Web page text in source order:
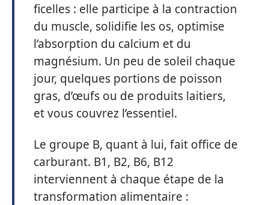
ficelles : elle participe à la contraction
du muscle, solidifie les os, optimise
l’absorption du calcium et du
magnésium. Un peu de soleil chaque
jour, quelques portions de poisson
gras, d’œufs ou de produits laitiers,
et vous couvrez l’essentiel.
Le groupe B, quant à lui, fait office de
carburant. B1, B2, B6, B12
interviennent à chaque étape de la
transformation alimentaire :